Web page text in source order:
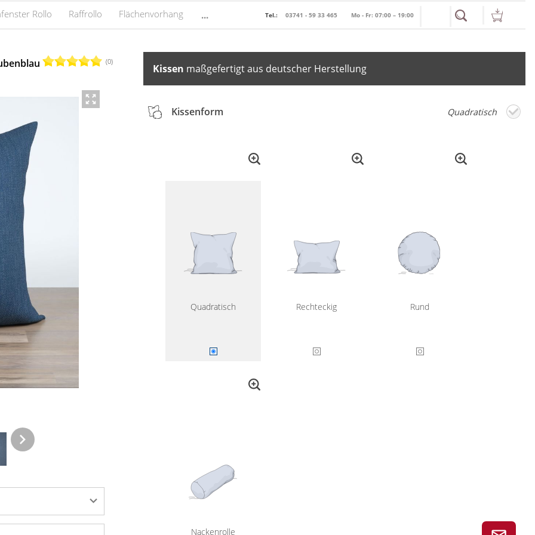
Rollo Raffrollo Flächenvorhang ... Tel.: 03741 - 59 33 465 Mo - Fr: 07:00 – 19:00
(0)
Kissen maßgefertigt aus deutscher Herstellung
Kissenform Quadratisch
Quadratisch Rechteckig Rund
Nackenrolle